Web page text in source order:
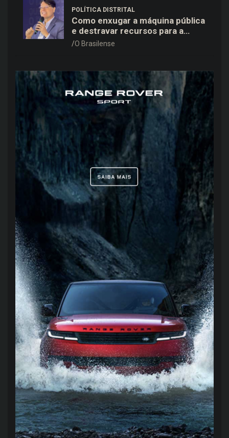
POLÍTICA DISTRITAL
Como enxugar a máquina pública
e destravar recursos para a
saúde e educação no DF
O Brasilense